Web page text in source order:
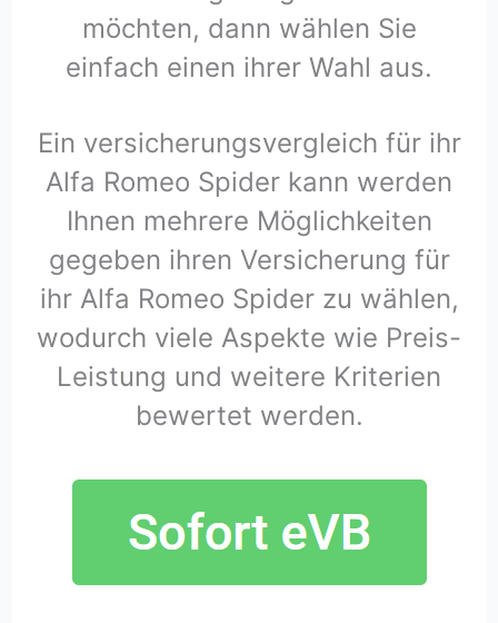
möchten, dann wählen Sie
einfach einen ihrer Wahl aus.
Ein versicherungsvergleich für ihr
Alfa Romeo Spider kann werden
Ihnen mehrere Möglichkeiten
gegeben ihren Versicherung für
ihr Alfa Romeo Spider zu wählen,
wodurch viele Aspekte wie Preis-
Leistung und weitere Kriterien
bewertet werden.